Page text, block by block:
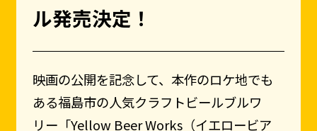
ル発売決定！
映画の公開を記念して、本作のロケ地でも
ある福島市の人気クラフトビールブルワ
リー「Yellow Beer Works（イエロービア